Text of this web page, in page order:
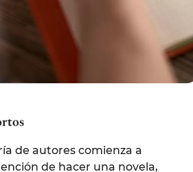
de autores comienza a
de hacer una novela,